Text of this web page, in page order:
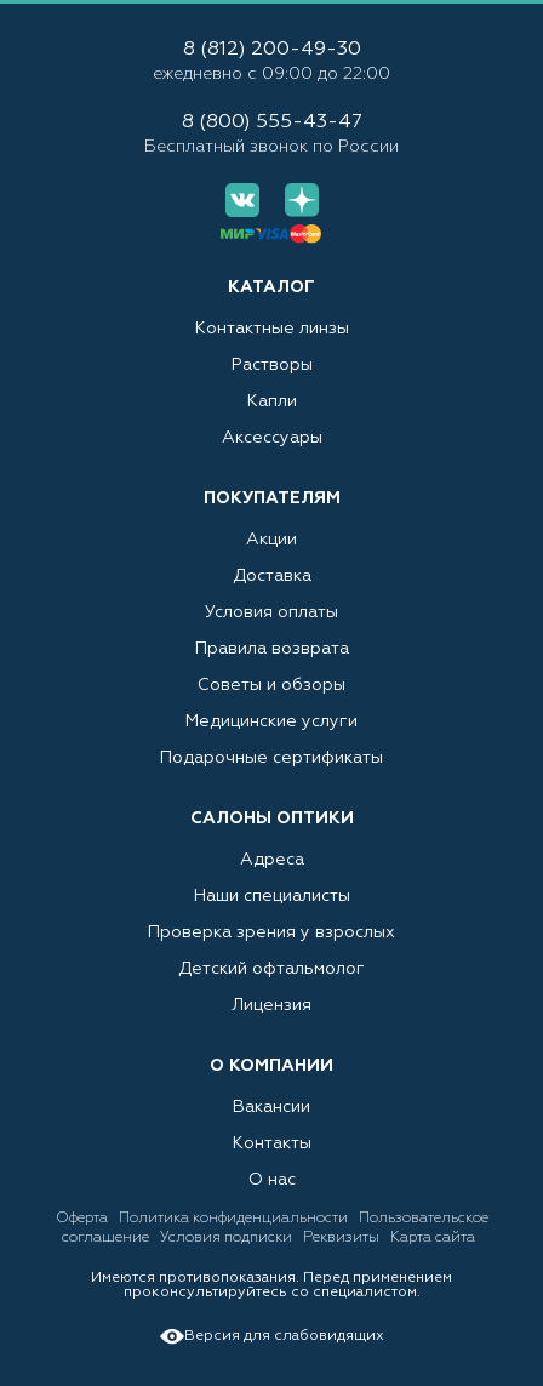
КАТАЛОГ
Контактные линзы
Растворы
Капли
Аксессуары
ПОКУПАТЕЛЯМ
Акции
Доставка
Условия оплаты
Правила возврата
Советы и обзоры
Медицинские услуги
Подарочные сертификаты
САЛОНЫ ОПТИКИ
Адреса
Наши специалисты
Проверка зрения у взрослых
Детский офтальмолог
Лицензия
О КОМПАНИИ
Вакансии
Контакты
О нас
8 (812) 200-49-30
ежедневно с 09:00 до 22:00
8 (800) 555-43-47
Бесплатный звонок по России
Оферта Политика конфиденциальности
Пользовательское
соглашение
Условия подписки Реквизиты Карта сайта
Имеются противопоказания. Перед применением
проконсультируйтесь со специалистом.
Версия для слабовидящих